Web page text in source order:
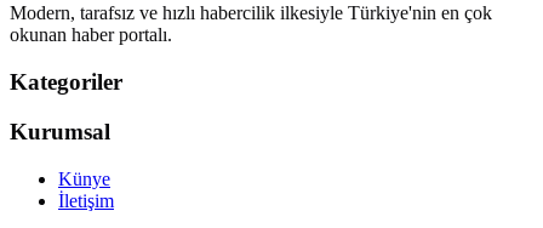
Modern, tarafsız ve hızlı habercilik ilkesiyle Türkiye'nin en çok
okunan haber portalı.
Kategoriler
Kurumsal
Künye
İletişim